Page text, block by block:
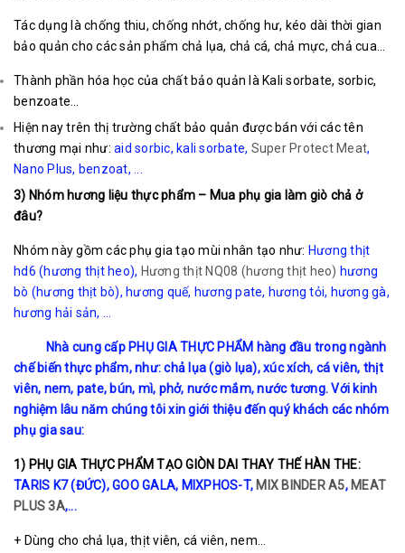
Tác dụng là chống thiu, chống nhớt, chống hư, kéo dài thời gian
bảo quản cho các sản phẩm chả lụa, chả cá, chả mực, chả cua…
Thành phần hóa học của chất bảo quản là Kali sorbate, sorbic,
benzoate…
Hiện nay trên thị trường chất bảo quản được bán với các tên
thương mại như: aid sorbic, kali sorbate, Super Protect Meat,
Nano Plus, benzoat, ...
3) Nhóm hương liệu thực phẩm – Mua phụ gia làm giò chả ở
đâu?
Nhóm này gồm các phụ gia tạo mùi nhân tạo như: Hương thịt
hd6 (hương thịt heo), Hương thịt NQ08 (hương thịt heo) hương
bò (hương thịt bò), hương quế, hương pate, hương tỏi, hương gà,
hương hải sản,
Nhà cung cấp PHỤ GIA THỰC PHẨM hàng đầu trong ngành
chế biến thực phẩm, như: chả lụa (giò lụa), xúc xích, cá viên, thịt
viên, nem, pate, bún, mì, phở, nước mắm, nước tương. Với kinh
nghiệm lâu năm chúng tôi xin giới thiệu đến quý khách các nhóm
phụ gia sau:
1) PHỤ GIA THỰC PHẨM TẠO GIÒN DAI THAY THẾ HÀN THE:
TARIS K7 (ĐỨC),GOO GALA, MIXPHOS-T, MIX BINDER A5, MEAT
PLUS 3A,...
+ Dùng cho chả lụa, thịt viên, cá viên, nem…